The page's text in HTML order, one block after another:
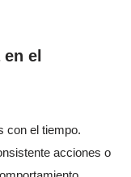
el
con el tiempo.
acciones o